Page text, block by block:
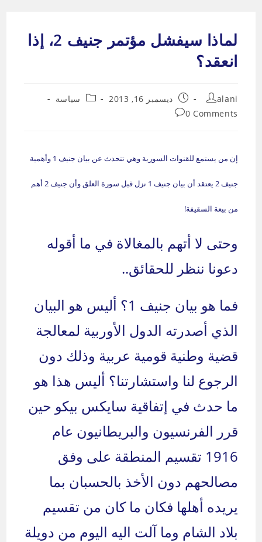
content
لماذا سيفشل مؤتمر جنيف 2، إذا
انعقد؟
Post
author:
alani
Post
published:
ديسمبر 16, 2013
Postسياسة
Post
0 Comments
إن من يستمع للقنوات السورية وهي تتحدث عن بيان جنيف 1 وأهمية
جنيف 2 يعتقد أن بيان جنيف 1 نزل قبل سورة العلق وأن جنيف 2 أهم
من بيعة السقيفة!
وحتى لا أتهم بالمغالاة في ما أقوله
دعونا ننظر للحقائق..
فما هو بيان جنيف 1؟ أليس هو البيان
الذي أصدرته الدول الأوربية لمعالجة
قضية وطنية قومية عربية وذلك دون
الرجوع لنا واستشارتنا؟ أليس هذا هو
ما حدث في إتفاقية سايكس بيكو حين
قرر الفرنسيون والبريطانيون عام
1916 تقسيم المنطقة على وفق
مصالحهم دون الأخذ بالحسبان بما
يريده أهلها فكان ما كان من تقسيم
بلاد الشام وما آلت اليه اليوم من دويلة